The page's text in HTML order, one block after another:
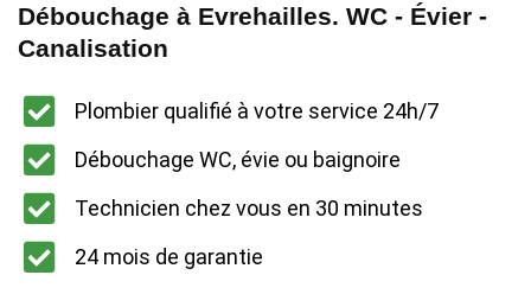
Débouchage à Evrehailles. WC - Évier -
Canalisation
Plombier qualifié à votre service 24h/7
Débouchage WC, évie ou baignoire
Technicien chez vous en 30 minutes
24 mois de garantie